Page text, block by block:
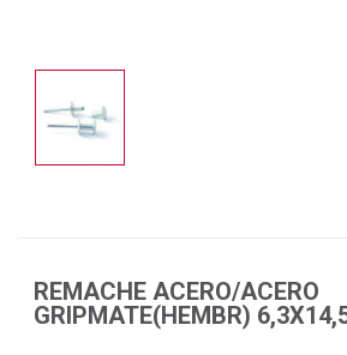
REMACHE ACERO/ACERO
GRIPMATE(HEMBR)